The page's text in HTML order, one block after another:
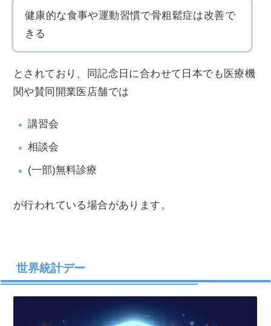
健康的な食事や運動習慣で骨粗鬆症は改善で
きる
とされており、同記念日に合わせて日本でも医療機
関や賛同開業医店舗では
講習会
相談会
(一部)無料診療
が行われている場合があります。
世界統計デー